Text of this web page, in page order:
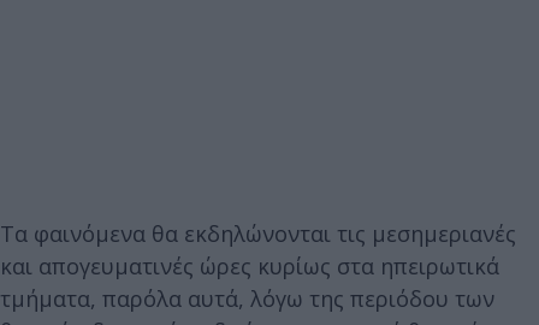
Τα φαινόμενα θα εκδηλώνονται τις μεσημεριανές
και απογευματινές ώρες κυρίως στα ηπειρωτικά
τμήματα, παρόλα αυτά, λόγω της περιόδου των